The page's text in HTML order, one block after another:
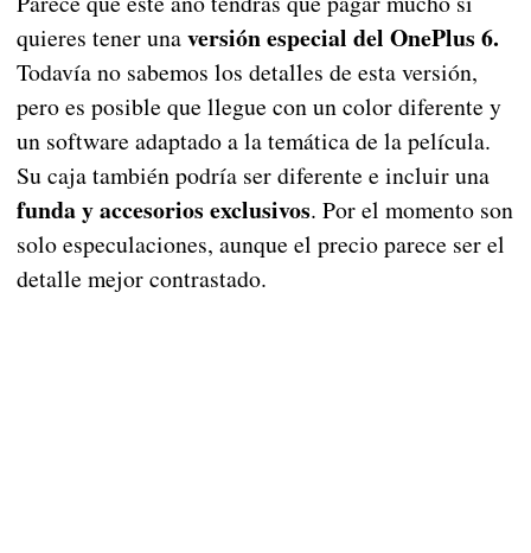
quieres tener unaversión especial del OnePlus 6.
Todavía no sabemos los detalles de esta versión,
pero es posible que llegue con un color diferente y
un software adaptado a la temática de la película.
Su caja también podría ser diferente e incluir una
funda y accesorios exclusivos. Por el momento son
solo especulaciones, aunque el precio parece ser el
detalle mejor contrastado.